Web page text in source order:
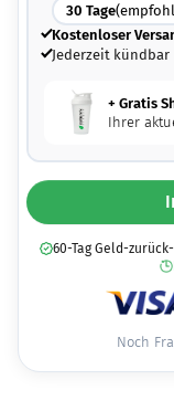
30 Tage
Kostenloser
Jederzeit kündbar
+ Gratis
Ihrer
60-Tag Geld-
Noch